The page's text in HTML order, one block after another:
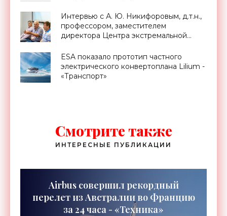
Интервью с А. Ю. Никифоровым, д.т.н.,
профессором, заместителем
директора Центра экстремальной
МИФИ - «Смартфоны»
ESA показало прототип частного
электрического конвертоплана Lilium -
«Транспорт»
Смотрите также
ИНТЕРЕСНЫЕ ПУБЛИКАЦИИ
Airbus совершил рекордный
перелет из Австралии во Францию
за 24 часа - «Техника»